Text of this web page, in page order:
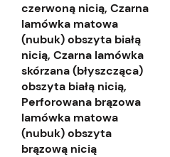
czerwoną nicią, Czarna
lamówka matowa
(nubuk) obszyta białą
nicią, Czarna lamówka
skórzana (błyszcząca)
obszyta białą nicią,
Perforowana brązowa
lamówka matowa
(nubuk) obszyta
brązową nicią